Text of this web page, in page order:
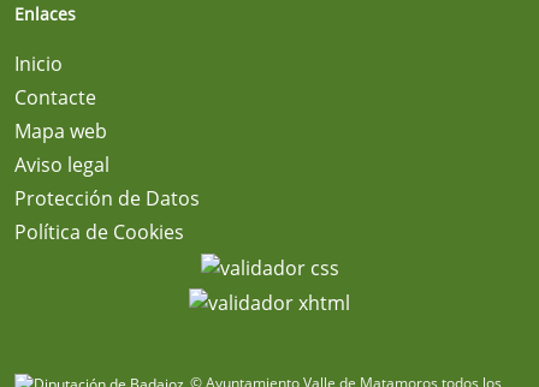
Enlaces
Inicio
Contacte
Mapa web
Aviso legal
Protección de Datos
Política de Cookies